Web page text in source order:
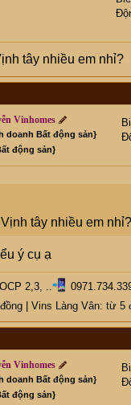
tây nhiều em nhỉ?
Vinhomes
doanh Bất động sản}
động sản}
tây nhiều em nhỉ?
ý cụ ạ
2,3, ..
Vins Làng Vân: từ 5
Vinhomes
doanh Bất động sản}
động sản}